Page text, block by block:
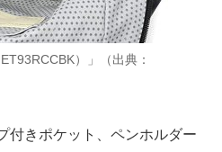
）」（出典：
きポケット、ペンホルダー